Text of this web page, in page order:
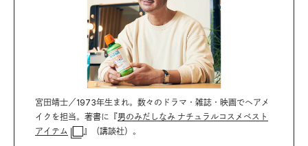
宮田靖士／1973年生まれ。数々のドラマ・雑誌・映画でヘアメ
イクを担当。著書に『男のみだしなみ ナチュラルコスメベスト
アイテム
』（講談社）。